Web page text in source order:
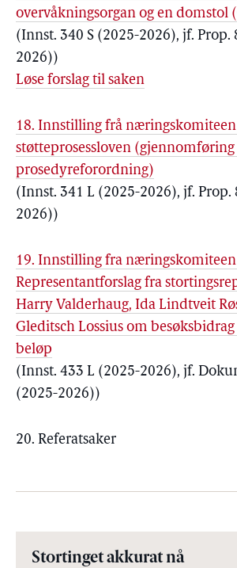
overvåkningsorgan og en domstol
(Innst. 340 S (2025-2026), jf. Prop.
2026))
Løse forslag til saken
18. Innstilling frå
støtteprosessloven
prosedyreforordning)
(Innst. 341 L (2025-2026), jf. Prop.
2026))
19. Innstilling fra
Representantforslag fra
Harry Valderhaug, Ida Lindtveit
Gleditsch Lossius om
beløp
(Innst. 433 L (2025-2026), jf.
(2025-2026))
20. Referatsaker
Stortinget akkurat nå